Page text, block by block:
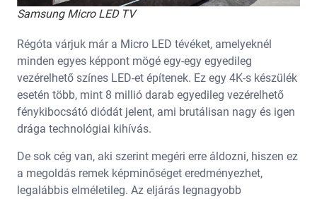
Samsung Micro LED TV
Régóta várjuk már a Micro LED tévéket, amelyeknél
minden egyes képpont mögé egy-egy egyedileg
vezérelhető színes LED-et építenek. Ez egy 4K-s készülék
esetén több, mint 8 millió darab egyedileg vezérelhető
fénykibocsátó diódát jelent, ami brutálisan nagy és igen
drága technológiai kihívás.
De sok cég van, aki szerint megéri erre áldozni, hiszen ez
a megoldás remek képminőséget eredményezhet,
legalábbis elméletileg. Az eljárás legnagyobb